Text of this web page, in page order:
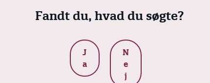
Fandt du, hvad du søgte?
J
a
N
e
j